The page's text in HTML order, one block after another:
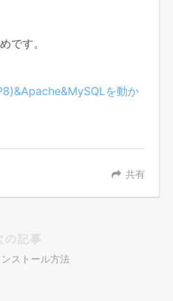
です。
を動か
共有
の記事
ストール方法